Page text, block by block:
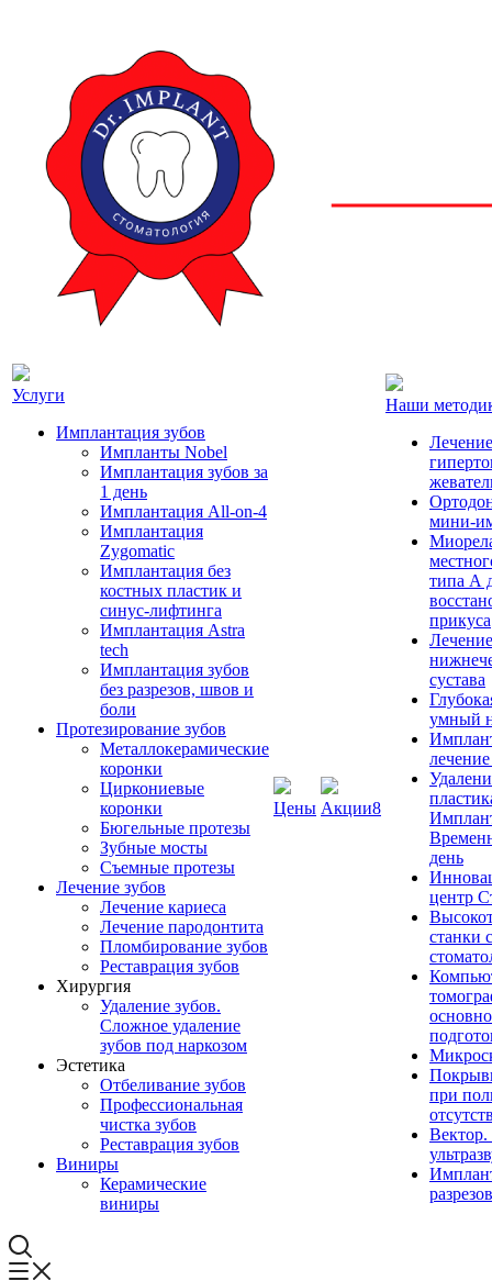
Услуги
Имплантация зубов
Импланты Nobel
Имплантация зубов за
1 день
Имплантация All-on-4
Имплантация
Zygomatic
Имплантация без
костных пластик и
синус-лифтинга
Имплантация Astra
tech
Имплантация зубов
без разрезов, швов и
боли
Протезирование зубов
Металлокерамические
коронки
Циркониевые
коронки
Бюгельные протезы
Зубные мосты
Съемные протезы
Лечение зубов
Лечение кариеса
Лечение пародонтита
Пломбирование зубов
Реставрация зубов
Хирургия
Удаление зубов.
Сложное удаление
зубов под наркозом
Эстетика
Отбеливание зубов
Профессиональная
чистка зубов
Реставрация зубов
Виниры
Керамические
виниры
Цены Акции8
Наши
мини-
типа А
прикуса
сустава
умный
день
центр
станки
при
Вектор.